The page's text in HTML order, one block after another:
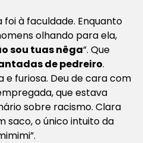
foi à faculdade. Enquanto
olhando para ela,
sou tuas nêga”. Que
de pedreiro.
e furiosa. Deu de cara com
que estava
sobre racismo. Clara
saco, o único intuito da